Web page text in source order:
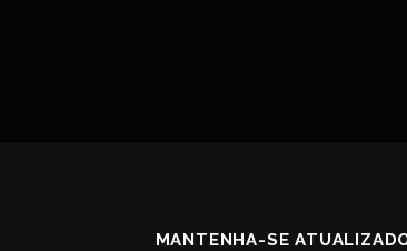
MANTENHA-SE